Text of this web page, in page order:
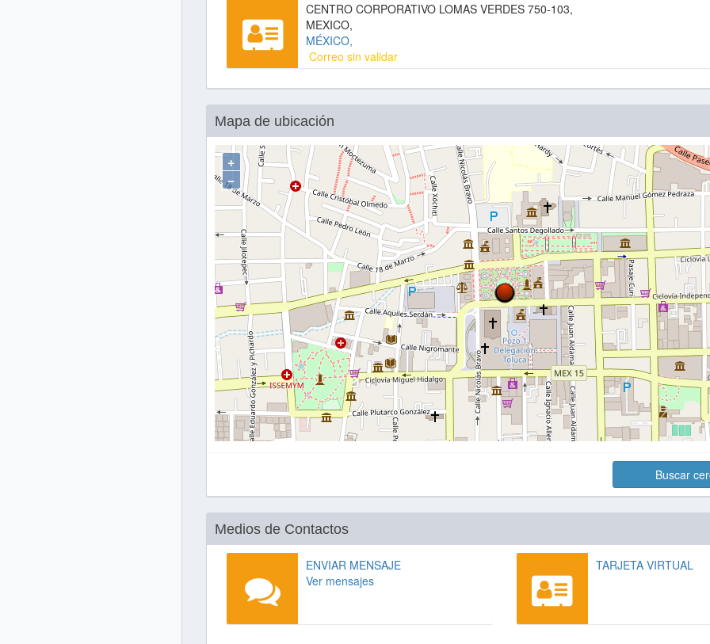
CENTRO CORPORATIVO LOMAS VERDES 750-103,
MEXICO,
MÉXICO,
Correo sin validar
Mapa de ubicación
+
−
Buscar
Medios de Contactos
ENVIAR MENSAJE
Ver mensajes
TARJETA VIRTUAL